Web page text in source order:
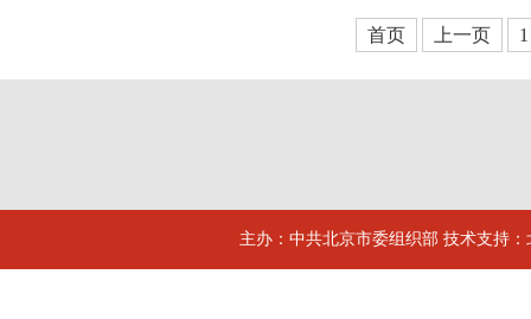
首页 上一页 1
主办：中共北京市委组织部 技术支持